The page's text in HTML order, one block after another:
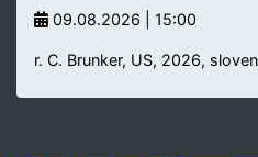
09.08.2026 | 15:00
r. C. Brunker, US, 2026,